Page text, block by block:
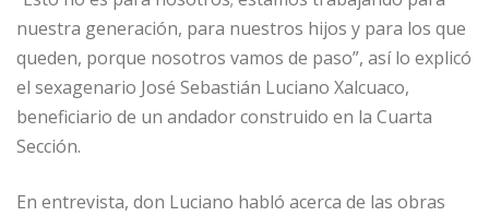
nuestra generación, para nuestros hijos y para los que
queden, porque nosotros vamos de paso”, así lo explicó
el sexagenario José Sebastián Luciano Xalcuaco,
beneficiario de un andador construido en la Cuarta
Sección.
En entrevista, don Luciano habló acerca de las obras